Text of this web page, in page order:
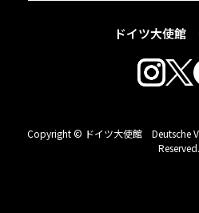
ドイツ大使館
Copyright © ドイツ大使館 Deutsche
Reserved.